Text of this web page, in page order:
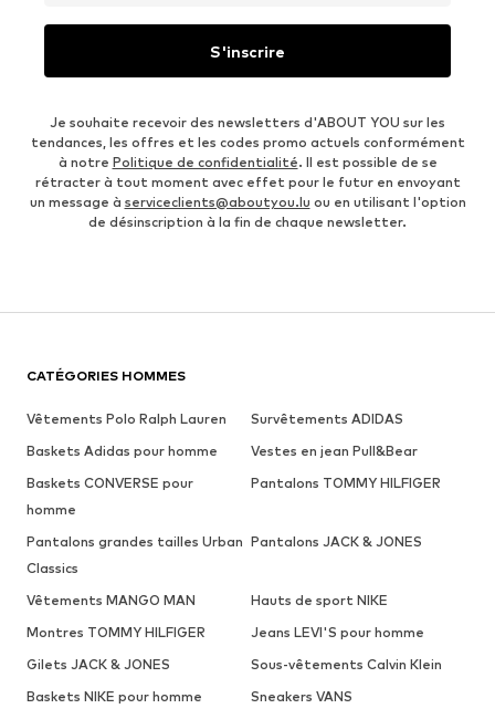
S'inscrire
Je souhaite recevoir des newsletters d'ABOUT YOU sur les
tendances, les offres et les codes promo actuels conformément
à notre Politique de confidentialité. Il est possible de se
rétracter à tout moment avec effet pour le futur en envoyant
un message à serviceclients@aboutyou.lu ou en utilisant l'option
de désinscription à la fin de chaque newsletter.
CATÉGORIES HOMMES
Vêtements Polo Ralph Lauren
Survêtements ADIDAS
Baskets Adidas pour homme
Vestes en jean Pull&Bear
Baskets CONVERSE pour
homme
Pantalons TOMMY HILFIGER
Pantalons grandes tailles Urban
Classics
Pantalons JACK & JONES
Vêtements MANGO MAN
Hauts de sport NIKE
Montres TOMMY HILFIGER
Jeans LEVI'S pour homme
Gilets JACK & JONES
Sous-vêtements Calvin Klein
Baskets NIKE pour homme
Sneakers VANS